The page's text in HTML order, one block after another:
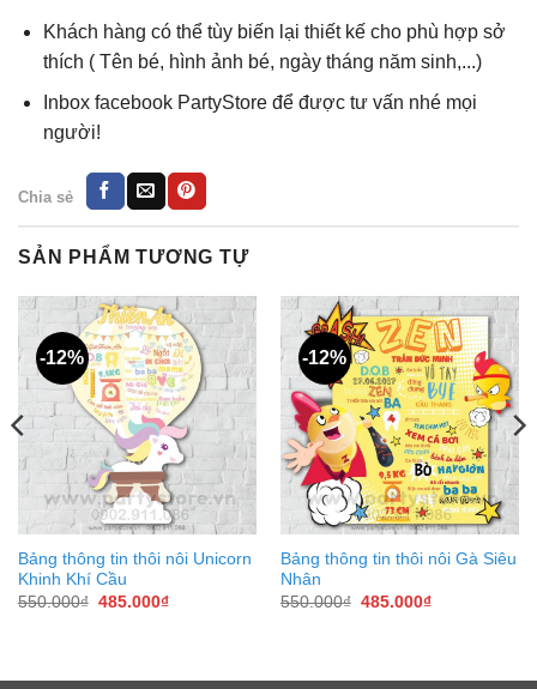
là:
550.000₫.
tại
là:
485.000₫.
Khách hàng có thể tùy biến lại thiết kế cho phù hợp sở
thích ( Tên bé, hình ảnh bé, ngày tháng năm sinh,...)
Inbox facebook PartyStore để được tư vấn nhé mọi
người!
Chia sẻ
SẢN PHẨM TƯƠNG TỰ
-12%
Bảng thông tin thôi nôi Unicorn
Khinh Khí Cầu
550.000₫ Giá
485.000₫Giá
-12%
Bảng thông tin thôi nôi Gà Siêu
Nhân
550.000₫ Giá
485.000₫Giá